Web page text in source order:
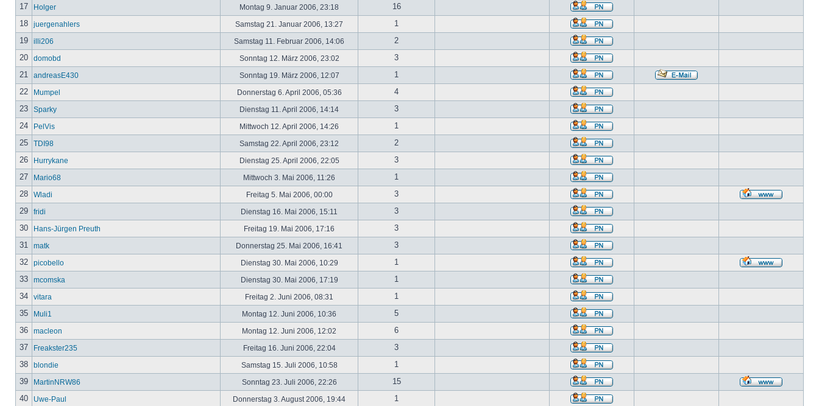
17
Holger Montag 9. Januar 2006, 23:18
16
18
juergenahlers Samstag 21. Januar 2006, 13:27
1
19
illi206 Samstag 11. Februar 2006, 14:06
2
20
domobd Sonntag 12. März 2006, 23:02
3
21
andreasE430 Sonntag 19. März 2006, 12:07
1
22
Mumpel Donnerstag 6. April 2006, 05:36
4
23
Sparky Dienstag 11. April 2006, 14:14
3
24
PelVis Mittwoch 12. April 2006, 14:26
1
25
TDI98 Samstag 22. April 2006, 23:12
2
26
Hurrykane Dienstag 25. April 2006, 22:05
3
27
Mario68 Mittwoch 3. Mai 2006, 11:26
1
28
Wladi Freitag 5. Mai 2006, 00:00
3
29
fridi Dienstag 16. Mai 2006, 15:11
3
30
Hans-Jürgen Preuth Freitag 19. Mai 2006, 17:16
3
31
matk Donnerstag 25. Mai 2006, 16:41
3
32
picobello Dienstag 30. Mai 2006, 10:29
1
33
mcomska Dienstag 30. Mai 2006, 17:19
1
34
vitara Freitag 2. Juni 2006, 08:31
1
35
Muli1 Montag 12. Juni 2006, 10:36
5
36
macleon Montag 12. Juni 2006, 12:02
6
37
Freakster235 Freitag 16. Juni 2006, 22:04
3
38
blondie Samstag 15. Juli 2006, 10:58
1
39
MartinNRW86 Sonntag 23. Juli 2006, 22:26
15
40
Uwe-Paul Donnerstag 3. August 2006, 19:44 1